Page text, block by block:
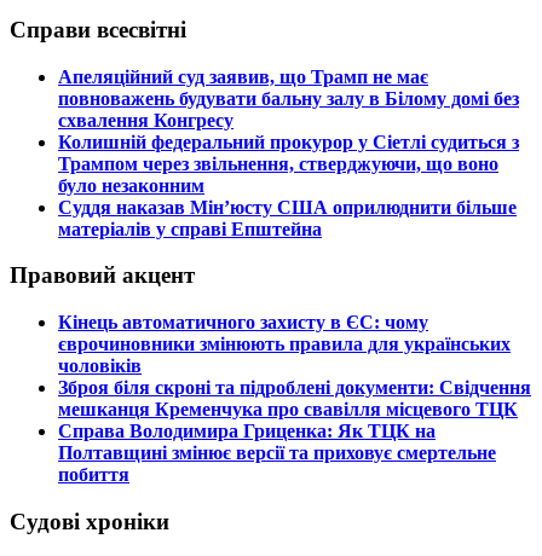
Справи всесвітні
​Апеляційний суд заявив, що Трамп не має
повноважень будувати бальну залу в Білому домі без
схвалення Конгресу
​Колишній федеральний прокурор у Сіетлі судиться з
Трампом через звільнення, стверджуючи, що воно
було незаконним
​Суддя наказав Мін’юсту США оприлюднити більше
матеріалів у справі Епштейна
Правовий акцент
​Кінець автоматичного захисту в ЄС: чому
єврочиновники змінюють правила для українських
чоловіків
​Зброя біля скроні та підроблені документи: Свідчення
мешканця Кременчука про свавілля місцевого ТЦК
​Справа Володимира Гриценка: Як ТЦК на
Полтавщині змінює версії та приховує смертельне
побиття
Судові хроніки